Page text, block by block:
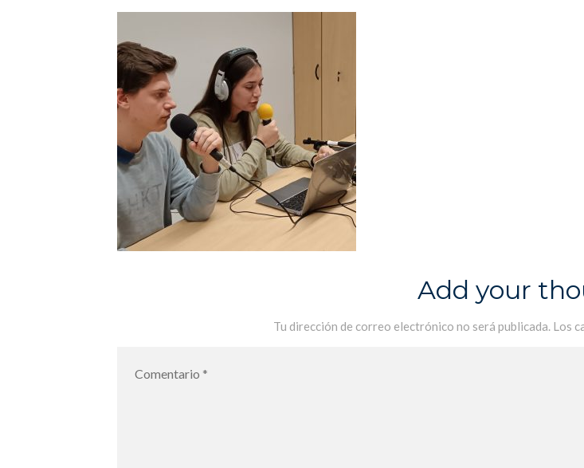
Add your
Tu dirección de correo electrónico no será publicada. Los